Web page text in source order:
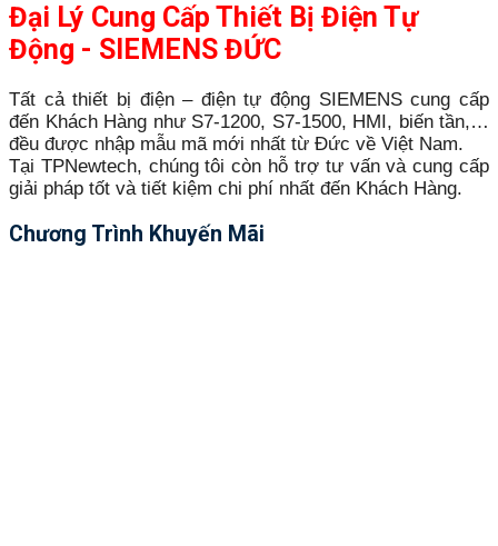
Đại Lý Cung Cấp Thiết Bị Điện Tự
Động - SIEMENS ĐỨC
Tất cả thiết bị điện – điện tự động SIEMENS cung cấp
đến Khách Hàng như S7-1200, S7-1500, HMI, biến tần,…
đều được nhập mẫu mã mới nhất từ Đức về Việt Nam.
Tại TPNewtech, chúng tôi còn hỗ trợ tư vấn và cung cấp
giải pháp tốt và tiết kiệm chi phí nhất đến Khách Hàng.
Chương Trình Khuyến Mãi